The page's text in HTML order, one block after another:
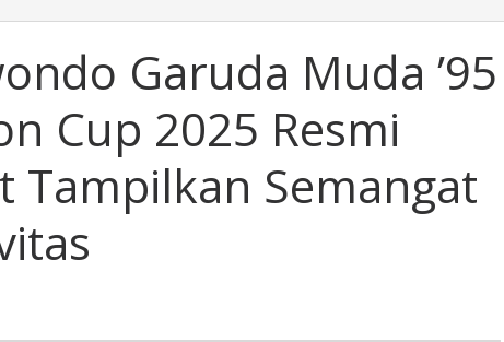
Garuda Muda ’95
Cup 2025 Resmi
Tampilkan Semangat